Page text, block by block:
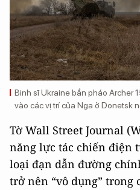
Binh sĩ Ukraine bắn pháo Archer
vào các vị trí của Nga ở Donetsk
Tờ Wall Street Journal
năng lực tác chiến điện
loại đạn dẫn đường
trở nên “vô dụng” trong